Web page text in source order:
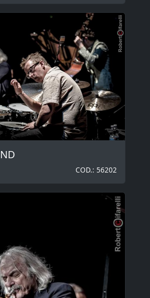
COD.: 56202